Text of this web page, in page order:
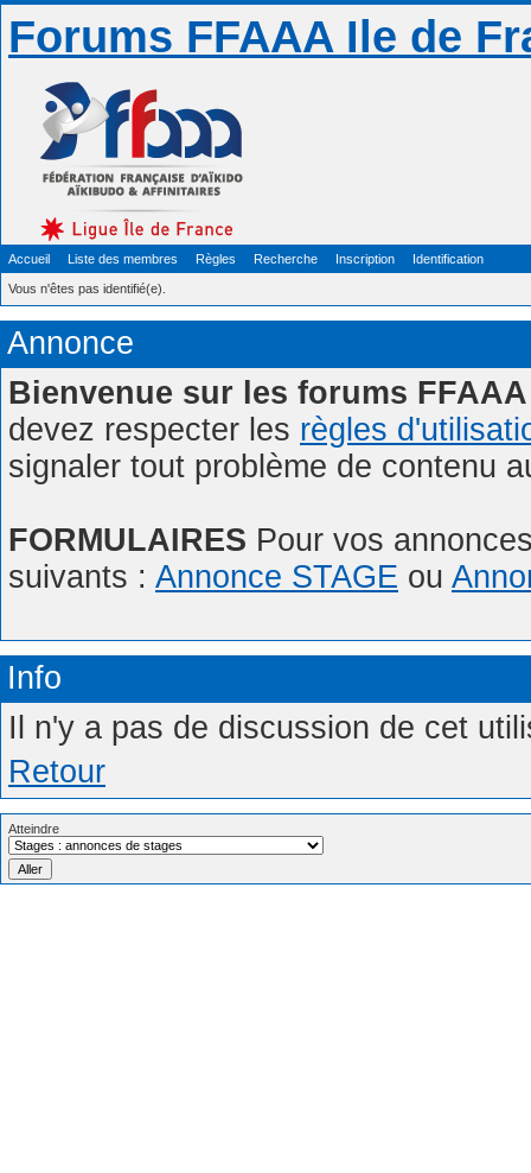
Forums FFAAA Ile de
Accueil Liste des membres Règles Recherche Inscription Identification
Vous n'êtes pas identifié(e).
Annonce
Bienvenue sur les forums FFAAA
devez respecter les règles
signaler tout problème de contenu
FORMULAIRES Pour vos
suivants : Annonce STAGE ou
Info
Il n'y a pas de discussion de cet
Retour
Atteindre